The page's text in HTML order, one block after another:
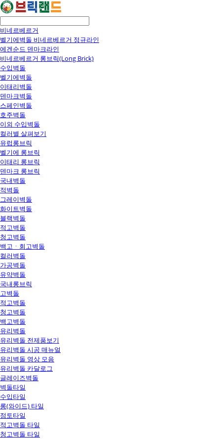
비네르베르거
벨기에벽돌 비네르베르거 정규라인
에겐순드 덴마크라인
비네르베르거 롱브릭(Long Brick)
수입벽돌
벨기에벽돌
이태리벽돌
덴마크벽돌
스페인벽돌
호주벽돌
이외 수입벽돌
컬러별 살펴보기
유럽롱브릭
벨기에 롱브릭
이태리 롱브릭
덴마크 롱브릭
국내벽돌
적벽돌
그레이벽돌
화이트벽돌
블랙벽돌
적고벽돌
청고벽돌
백고ㆍ회고벽돌
컬러벽돌
가공벽돌
유약벽돌
국내롱브릭
고벽돌
적고벽돌
청고벽돌
백고벽돌
유리벽돌
유리벽돌 전제품보기
유리벽돌 시공 매뉴얼
유리벽돌 영상 모음
유리벽돌 카달로그
글레이즈벽돌
벽돌타일
수입타일
롱(와이드) 타일
점토타일
적고벽돌 타일
청고벽돌 타일